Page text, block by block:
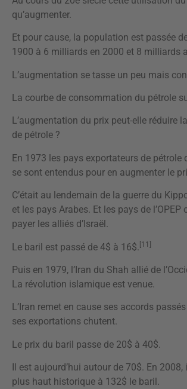
qu’augmenter.
Et pour cause, la population est passée
1900 à 6 milliards en 2000 et 8 milliards
L’augmentation se tasse un peu mais
La courbe de consommation du pétrole
L’augmentation du prix peut-elle réduire
de pétrole ?
En 1973 les pays exportateurs de pétrole
se sont entendus pour en augmenter le
C’était au lendemain de la guerre du
et les pays Arabes. Et les pays de
payer les alliés d’Israël.
Le baril est passé de 4$ à 16$. [11]
Puis en 1979, l’Iran du Shah allié de
La révolution islamique est venue.
L’Iran remet en cause ses accords
ses exportations chutent.
Le prix du baril passe de 20$ à 40$.
Il est aujourd’hui autour de 70$. En
plus haut historique à 132$ le baril.